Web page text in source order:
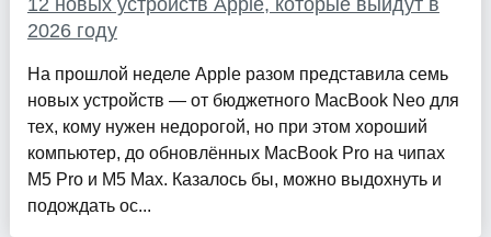
2026 году
На прошлой неделе Apple разом представила семь
новых устройств — от бюджетного MacBook Neo для
тех, кому нужен недорогой, но при этом хороший
компьютер, до обновлённых MacBook Pro на чипах
M5 Pro и M5 Max. Казалось бы, можно выдохнуть и
подождать ос...